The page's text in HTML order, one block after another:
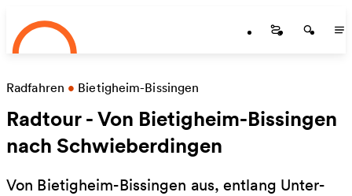
Zum Hauptinhalt springen
Startseite
Radfahren • Bietigheim-Bissingen
Radtour - Von Bietigheim-Bissingen
nach Schwieberdingen
Von Bietigheim-Bissingen aus, entlang Unter-